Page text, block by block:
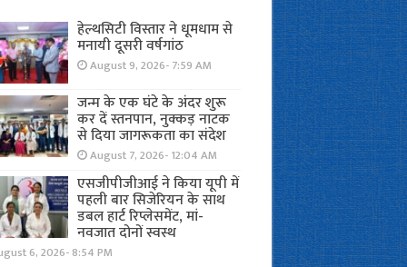
हेल्थसिटी विस्तार ने धूमधाम से
मनायी दूसरी वर्षगांठ
August 9, 2026- 7:59 AM
जन्म के एक घंटे के अंदर शुरू
कर दें स्तनपान, नुक्कड़ नाटक
से दिया जागरूकता का संदेश
August 7, 2026- 12:04 AM
एसजीपीजीआई ने किया यूपी में
पहली बार सिजेरियन के साथ
डबल हार्ट रिप्लेसमेंट, मां-
नवजात दोनों स्वस्थ
6, 2026- 8:54 PM